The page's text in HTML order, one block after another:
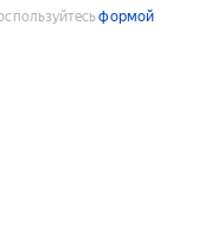
формой